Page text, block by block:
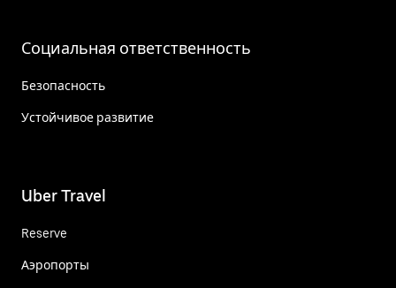
Социальная ответственность
Безопасность
Устойчивое развитие
Uber Travel
Reserve
Аэропорты